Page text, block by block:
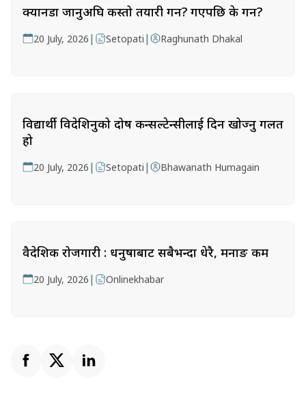
क्यानडा जानुअघि कस्तो तयारी गर्ने? गएपछि के गर्ने?
20 July, 2026 | Setopati | Raghunath Dhakal
विद्यार्थी विदेशिनुको दोष कन्सल्टेन्सीलाई दिन खोज्नु गलत
हो
20 July, 2026 | Setopati | Bhawanath Humagain
वैदेशिक रोजगारी : धनुषाबाट सबैभन्दा धेरै, मनाङ कम
20 July, 2026 | Onlinekhabar